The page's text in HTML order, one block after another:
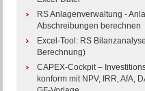
RS Anlagenverwaltung -
Abschreibungen berechnen
Excel-Tool: RS
Berechnung)
CAPEX-Cockpit –
konform mit NPV, IRR, AfA,